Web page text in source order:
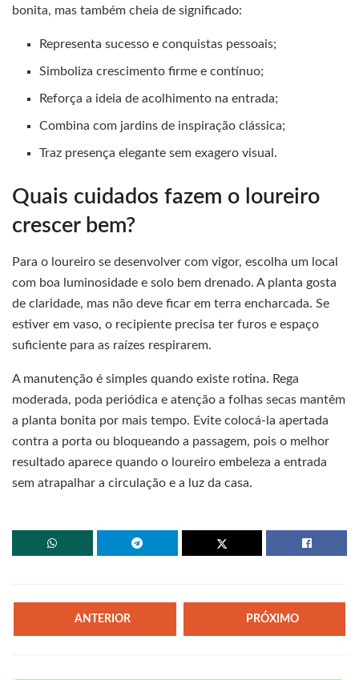
bonita, mas também cheia de significado:
Representa sucesso e conquistas pessoais;
Simboliza crescimento firme e contínuo;
Reforça a ideia de acolhimento na entrada;
Combina com jardins de inspiração clássica;
Traz presença elegante sem exagero visual.
Quais cuidados fazem o loureiro
crescer bem?
Para o loureiro se desenvolver com vigor, escolha um local
com boa luminosidade e solo bem drenado. A planta gosta
de claridade, mas não deve ficar em terra encharcada. Se
estiver em vaso, o recipiente precisa ter furos e espaço
suficiente para as raízes respirarem.
A manutenção é simples quando existe rotina. Rega
moderada, poda periódica e atenção a folhas secas mantêm
a planta bonita por mais tempo. Evite colocá-la apertada
contra a porta ou bloqueando a passagem, pois o melhor
resultado aparece quando o loureiro embeleza a entrada
sem atrapalhar a circulação e a luz da casa.
ANTERIOR PRÓXIMO